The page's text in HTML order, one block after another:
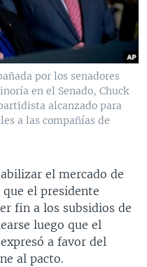
por los senadores
en el Senado, Chuck
alcanzado para
a las compañías de
el mercado de
que el presidente
fin a los subsidios de
luego que el
a favor del
al pacto.